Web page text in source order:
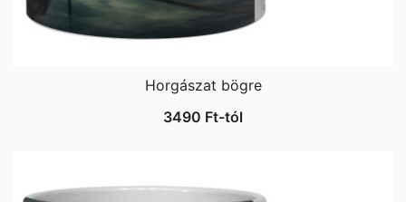
Horgászat bögre
3490 Ft-tól